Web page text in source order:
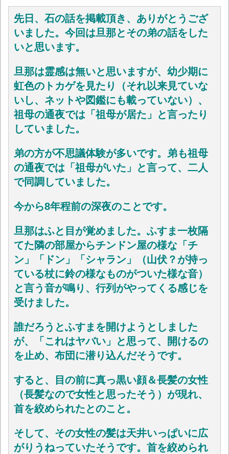
先日、石の話を掲載頂き、ありがとうござ
いました。今回は旦那とその弟の話をした
いと思います。
旦那は霊感は無いと思いますが、幼少期に
虹色のトカゲを見たり（それ以来見ていな
いし、ネットや図鑑にも載っていない）、
祖母の通夜では「祖母が居た」と言ったり
していました。
弟の方が不思議体験が多いです。弟も祖母
の通夜では「祖母がいた」と言って、二人
で同調していました。
今から8年程前の深夜のことです。
旦那はふと目が覚めました。ふすま一枚隔
てた隣の部屋からチンドン屋の様な「チ
ン」「ドン」「シャラン」（山伏？が持っ
ている杖に鈴の様なものがついた様な音）
と言う音が鳴り、行列がやってくる感じを
受けました。
誰だろうとふすまを開けようとしました
が、「これはヤバい」と思って、開けるの
を止め、布団に潜り込んだそうです。
すると、目の前に真っ黒い顔＆長髪の女性
（長髪なので女性と思ったそう）が現れ、
首を絞められたとのこと。
そして、その女性の髪は天井いっぱいに広
がりうねっていたそうです。首を絞められ